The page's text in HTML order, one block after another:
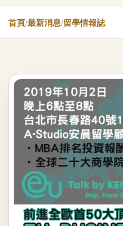
首頁/最新消息/留學情報誌